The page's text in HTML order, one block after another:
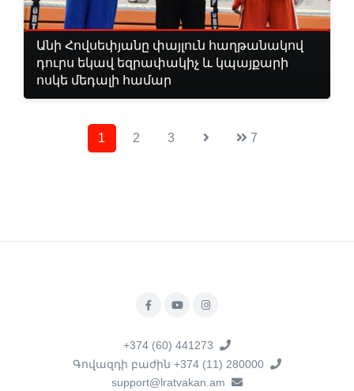
Անի Հովսեփյանը փայլուն հաղթանակով
դուրս եկավ եզրափակիչ և կպայքարի
ոսկե մեդալի համար
1 2 3 7
+374 (60) 441273
Գովազդի բաժին +374 (11) 280000
support@lratvakan.am